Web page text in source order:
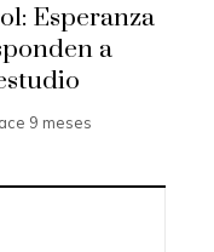
Esperanza
a
9 meses